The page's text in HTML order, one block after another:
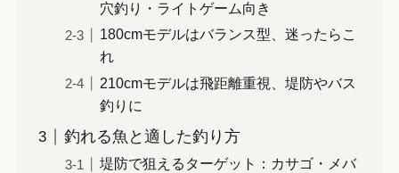
穴釣り・ライトゲーム向き
180cmモデルはバランス型、迷ったらこ
れ
210cmモデルは飛距離重視、堤防やバス
釣りに
釣れる魚と適した釣り方
堤防で狙えるターゲット：カサゴ・メバ